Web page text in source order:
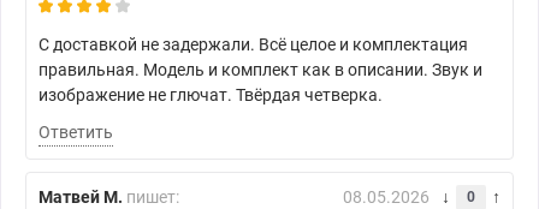
С доставкой не задержали. Всё целое и комплектация
правильная. Модель и комплект как в описании. Звук и
изображение не глючат. Твёрдая четверка.
Ответить
Матвей М. пишет: 08.05.2026 0